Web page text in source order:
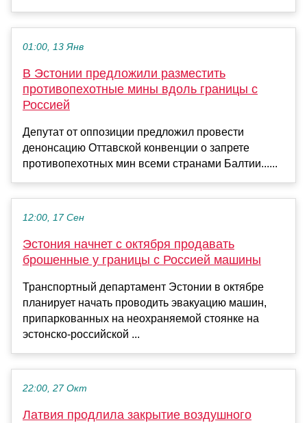
01:00, 13 Янв
В Эстонии предложили разместить
противопехотные мины вдоль границы с
Россией
Депутат от оппозиции предложил провести
денонсацию Оттавской конвенции о запрете
противопехотных мин всеми странами Балтии......
12:00, 17 Сен
Эстония начнет с октября продавать
брошенные у границы с Россией машины
Транспортный департамент Эстонии в октябре
планирует начать проводить эвакуацию машин,
припаркованных на неохраняемой стоянке на
эстонско-российской ...
22:00, 27 Окт
Латвия продлила закрытие воздушного